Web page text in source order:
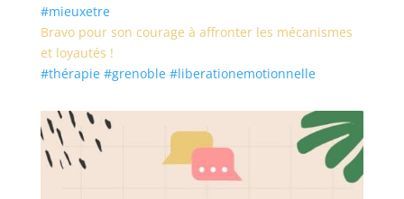
#mieuxetre
Bravo pour son courage à affronter les mécanismes
et loyautés !
#thérapie #grenoble #liberationemotionnelle